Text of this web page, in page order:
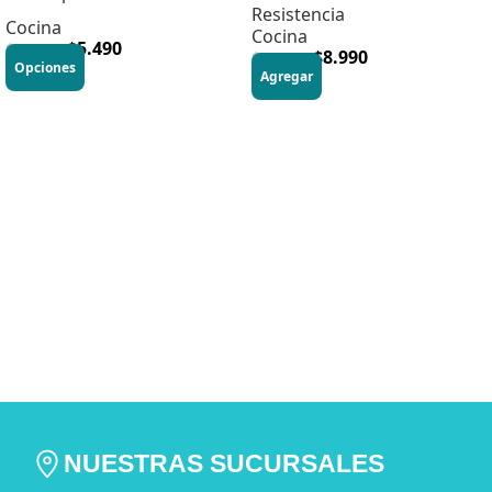
Cocina
$10.990 $5.490
Opciones
Resistencia
Cocina
$16.470 $8.990
Agregar
NUESTRAS SUCURSALES